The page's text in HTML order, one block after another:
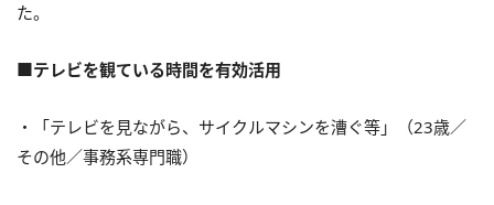
た。
■テレビを観ている時間を有効活用
・「テレビを見ながら、サイクルマシンを漕ぐ等」（23歳／
その他／事務系専門職）